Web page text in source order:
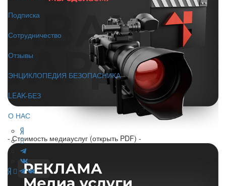
Подписка
Сотрудничество
Отзывы
ЭНЦИКЛОПЕДИЯ БЕЗОПАСНИКА
LEAK-БЕЗ
О НАС
- Стоимость медиауслуг (открыть PDF) -